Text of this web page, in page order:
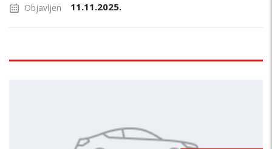
Objavljen 11.11.2025.